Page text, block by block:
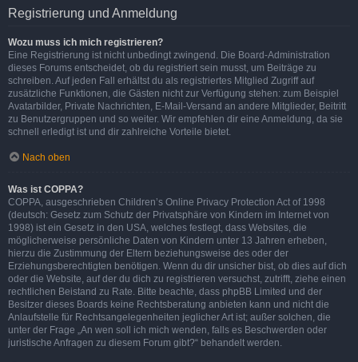
Registrierung und Anmeldung
Wozu muss ich mich registrieren?
Eine Registrierung ist nicht unbedingt zwingend. Die Board-Administration
dieses Forums entscheidet, ob du registriert sein musst, um Beiträge zu
schreiben. Auf jeden Fall erhältst du als registriertes Mitglied Zugriff auf
zusätzliche Funktionen, die Gästen nicht zur Verfügung stehen: zum Beispiel
Avatarbilder, Private Nachrichten, E-Mail-Versand an andere Mitglieder, Beitritt
zu Benutzergruppen und so weiter. Wir empfehlen dir eine Anmeldung, da sie
schnell erledigt ist und dir zahlreiche Vorteile bietet.
Nach oben
Was ist COPPA?
COPPA, ausgeschrieben Children’s Online Privacy Protection Act of 1998
(deutsch: Gesetz zum Schutz der Privatsphäre von Kindern im Internet von
1998) ist ein Gesetz in den USA, welches festlegt, dass Websites, die
möglicherweise persönliche Daten von Kindern unter 13 Jahren erheben,
hierzu die Zustimmung der Eltern beziehungsweise des oder der
Erziehungsberechtigten benötigen. Wenn du dir unsicher bist, ob dies auf dich
oder die Website, auf der du dich zu registrieren versuchst, zutrifft, ziehe einen
rechtlichen Beistand zu Rate. Bitte beachte, dass phpBB Limited und der
Besitzer dieses Boards keine Rechtsberatung anbieten kann und nicht die
Anlaufstelle für Rechtsangelegenheiten jeglicher Art ist; außer solchen, die
unter der Frage „An wen soll ich mich wenden, falls es Beschwerden oder
juristische Anfragen zu diesem Forum gibt?“ behandelt werden.